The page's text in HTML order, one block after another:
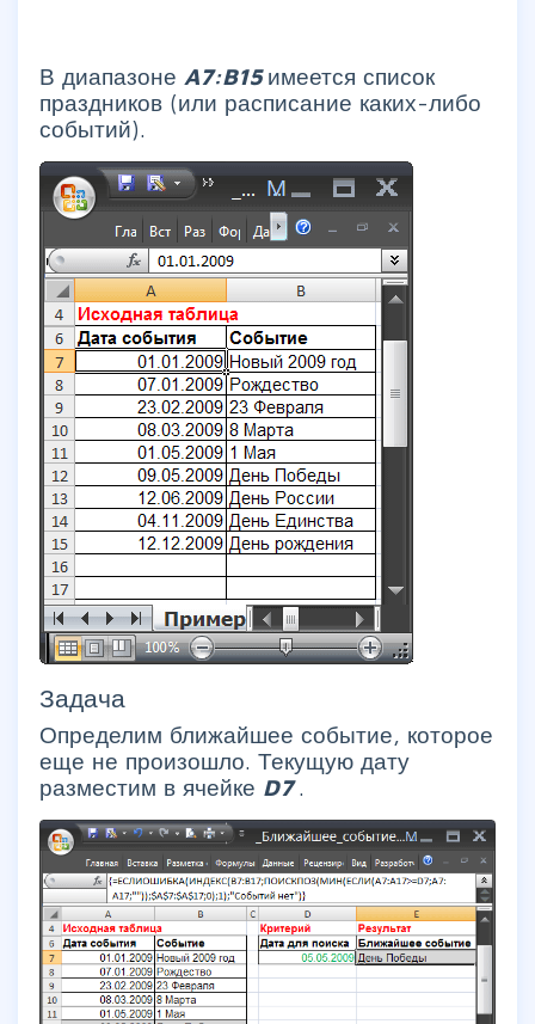
В диапазоне A7:B15имеется список
праздников (или расписание каких-либо
событий).
Задача
Определим ближайшее событие, которое
еще не произошло. Текущую дату
разместим в ячейке D7.